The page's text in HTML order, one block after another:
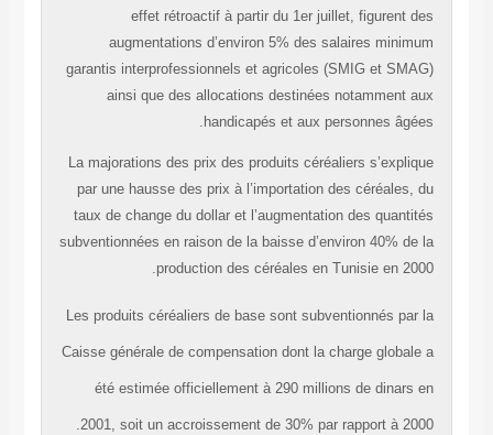
effet rétroactif à partir du 1er juillet, figurent des
augmentations d’environ 5% des salaires minimum
garantis interprofessionnels et agricoles (SMIG et SMAG)
ainsi que des allocations destinées notamment aux
handicapés et aux personnes âgées.
La majorations des prix des produits céréaliers s’explique
par une hausse des prix à l’importation des céréales, du
taux de change du dollar et l’augmentation des quantités
subventionnées en raison de la baisse d’environ 40% de la
production des céréales en Tunisie en 2000.
Les produits céréaliers de base sont subventionnés par la
Caisse générale de compensation dont la charge globale a
été estimée officiellement à 290 millions de dinars en
2001, soit un accroissement de 30% par rapport à 2000.